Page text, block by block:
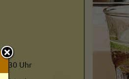
22:30 Uhr